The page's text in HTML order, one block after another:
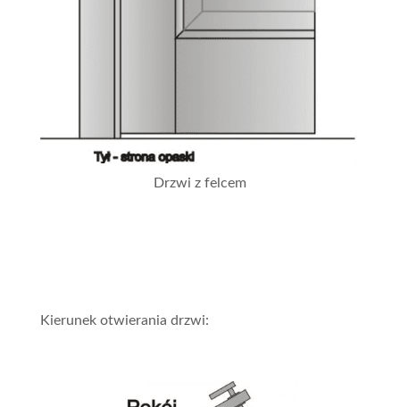
Drzwi z felcem
Kierunek otwierania drzwi: